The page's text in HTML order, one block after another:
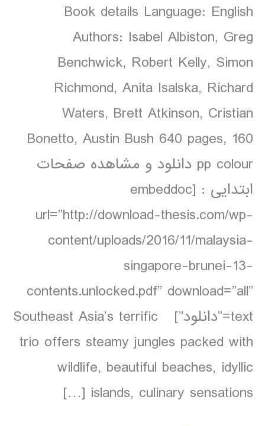
Book details Language: English
Authors: Isabel Albiston, Greg
Benchwick, Robert Kelly, Simon
Richmond, Anita Isalska, Richard
Waters, Brett Atkinson, Cristian
Bonetto, Austin Bush 640 pages, 160
pp colour دانلود و مشاهده صفحات
ابتدایی : [embeddoc
url=”http://download-thesis.com/wp-
content/uploads/2016/11/malaysia-
singapore-brunei-13-
contents.unlocked.pdf” download=”all”
text=”دانلود”] Southeast Asia’s terrific
trio offers steamy jungles packed with
wildlife, beautiful beaches, idyllic
islands, culinary sensations […]